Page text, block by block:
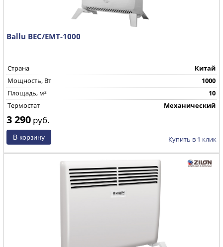
Ballu BEC/EMT-1000
Страна
Китай
Mощность, Вт
1000
Площадь, м²
10
Термостат
Механический
3 290 руб.
Купить в 1 клик